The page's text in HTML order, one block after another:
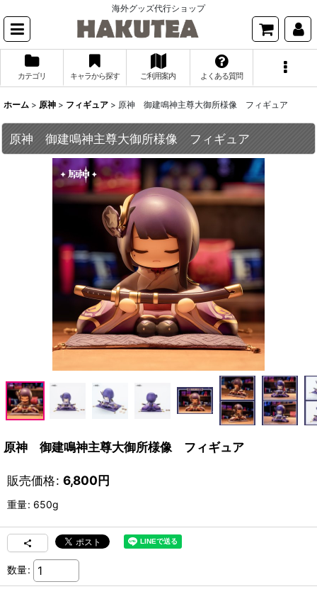
海外グッズ代行ショップ
カテゴリ キャラから探す ご利用案内 よくある質問
ホーム > 原神 > フィギュア > 原神 御建鳴神主尊大御所様像 フィギュア
原神 御建鳴神主尊大御所様像 フィギュア
原神 御建鳴神主尊大御所様像 フィギュア
販売価格: 6,800円
重量: 650g
数量: